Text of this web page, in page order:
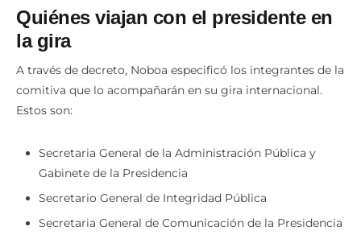
Quiénes viajan con el presidente en
la gira
A través de decreto, Noboa especificó los integrantes de la
comitiva que lo acompañarán en su gira internacional.
Estos son:
Secretaria General de la Administración Pública y
Gabinete de la Presidencia
Secretario General de Integridad Pública
Secretaria General de Comunicación de la Presidencia